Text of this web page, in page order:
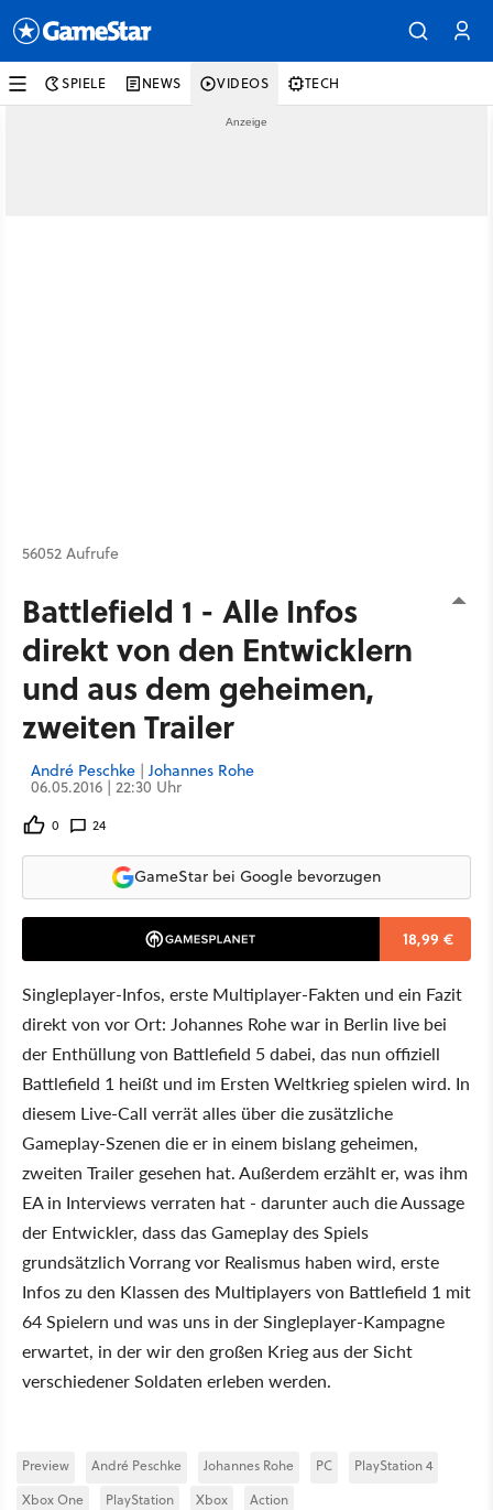
SPIELE NEWS VIDEOS TECH
56052 Aufrufe
Battlefield 1 - Alle Infos
direkt von den Entwicklern
und aus dem geheimen,
zweiten Trailer
André Peschke | Johannes Rohe
06.05.2016 | 22:30 Uhr
0 24
GameStar bei Google bevorzugen
18,99 €
Singleplayer-Infos, erste Multiplayer-Fakten und ein Fazit
direkt von vor Ort: Johannes Rohe war in Berlin live bei
der Enthüllung von Battlefield 5 dabei, das nun offiziell
Battlefield 1 heißt und im Ersten Weltkrieg spielen wird. In
diesem Live-Call verrät alles über die zusätzliche
Gameplay-Szenen die er in einem bislang geheimen,
zweiten Trailer gesehen hat. Außerdem erzählt er, was ihm
EA in Interviews verraten hat - darunter auch die Aussage
der Entwickler, dass das Gameplay des Spiels
grundsätzlich Vorrang vor Realismus haben wird, erste
Infos zu den Klassen des Multiplayers von Battlefield 1 mit
64 Spielern und was uns in der Singleplayer-Kampagne
erwartet, in der wir den großen Krieg aus der Sicht
verschiedener Soldaten erleben werden.
Preview André Peschke Johannes Rohe PC
PlayStation 4
Xbox One
PlayStation Xbox Action